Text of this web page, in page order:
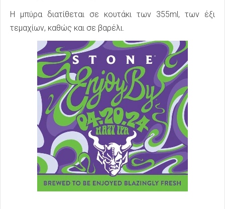
Η μπύρα διατίθεται σε κουτάκι των 355ml, των έξι
τεμαχίων, καθώς και σε βαρέλι.